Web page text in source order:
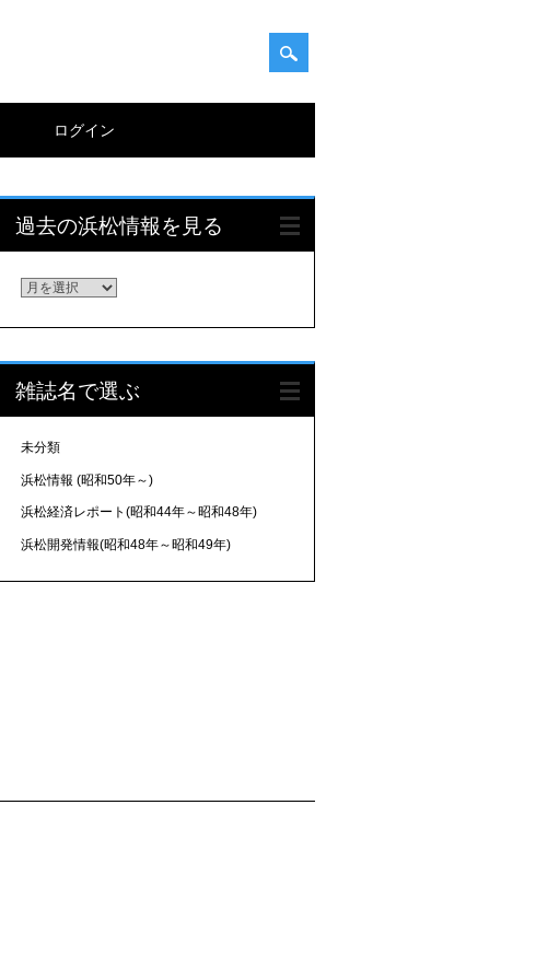
ログイン
過去の浜松情報を見る
過
浜
松
情
報
る
雑誌名で選ぶ
未分類
浜松情報 (昭和50年～)
浜松経済レポート(昭和44年～昭和48年)
浜松開発情報(昭和48年～昭和49年)